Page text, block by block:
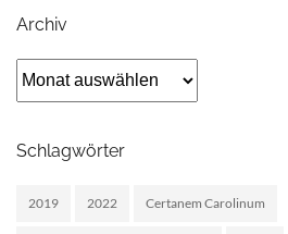
Archiv
Archiv
Schlagwörter
2019 2022 Certanem Carolinum